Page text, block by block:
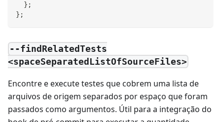
} ;
} ;
--findRelatedTests
<spaceSeparatedListOfSourceFiles>
Encontre e execute testes que cobrem uma lista de
arquivos de origem separados por espaço que foram
passados como argumentos. Útil para a integração do